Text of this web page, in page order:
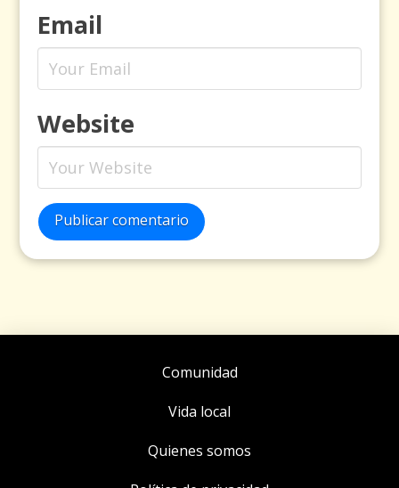
Email
Website
Publicar comentario
Comunidad
Vida local
Quienes somos